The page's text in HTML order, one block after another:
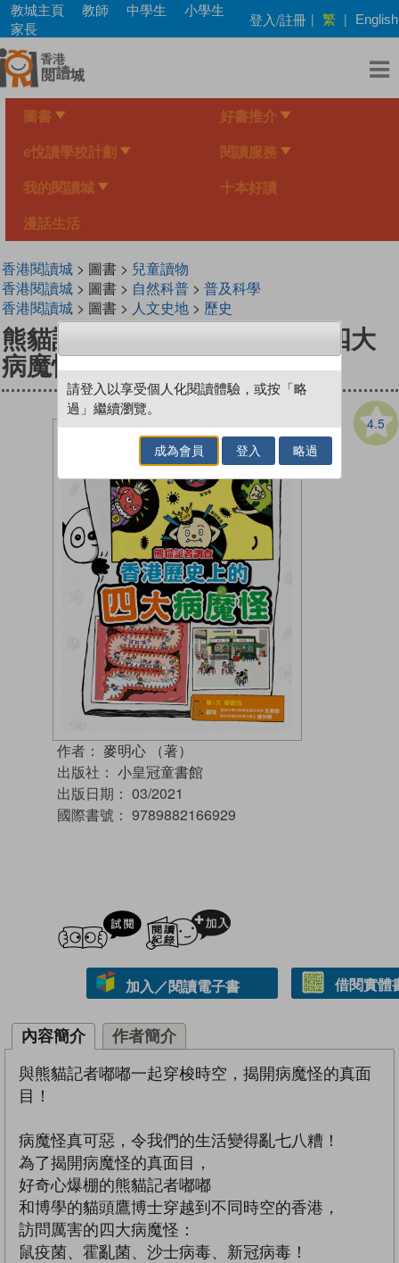
Skip
main
content
教城主頁 教師 中學生
小學生
家長
登入/註冊 | 繁 | English
圖書 好書推介
e悅讀學校計劃 閱讀服務
我的閱讀城 十本好讀
漫話生活
香港閱讀城> 圖書 > 兒童讀物
香港閱讀城> 圖書 > 自然科普> 普及科學
香港閱讀城> 圖書 > 人文史地> 歷史
熊貓記者調查：香港歷史上的四大
病魔怪
4.5
作者： 麥明心 （著）
出版社： 小皇冠童書館
出版日期： 03/2021
國際書號： 9789882166929
試閲
加入／閱讀電子書 借閱實體
內容簡介 作者簡介
與熊貓記者嘟嘟一起穿梭時空，揭開病魔怪的真面
目！
病魔怪真可惡，令我們的生活變得亂七八糟！
為了揭開病魔怪的真面目，
好奇心爆棚的熊貓記者嘟嘟
和博學的貓頭鷹博士穿越到不同時空的香港，
訪問厲害的四大病魔怪：
鼠疫菌、霍亂菌、沙士病毒、新冠病毒！
請登入以享受個人化閱讀體驗，或按「略
過」繼續瀏覽。
成為會員 登入 略過